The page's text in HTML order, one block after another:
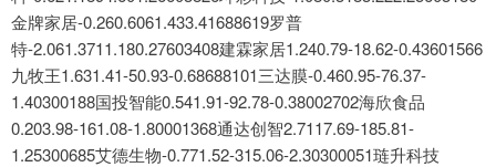
金牌家居-0.260.6061.433.41688619罗普
特-2.061.3711.180.27603408建霖家居1.240.79-18.62-0.43601566
九牧王1.631.41-50.93-0.68688101三达膜-0.460.95-76.37-
1.40300188国投智能0.541.91-92.78-0.38002702海欣食品
0.203.98-161.08-1.80001368通达创智2.7117.69-185.81-
1.25300685艾德生物-0.771.52-315.06-2.30300051琏升科技